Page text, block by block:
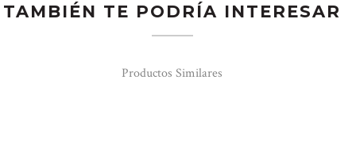
TAMBIÉN TE PODRÍA INTERESAR
Productos Similares